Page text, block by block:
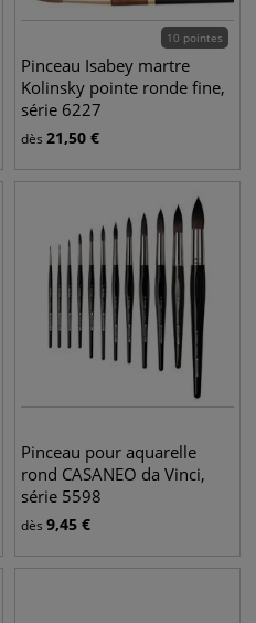
10 pointes
Pinceau Isabey martre
Kolinsky pointe ronde fine,
série 6227
dès 21,50 €
Pinceau pour aquarelle
rond CASANEO da Vinci,
série 5598
dès 9,45 €